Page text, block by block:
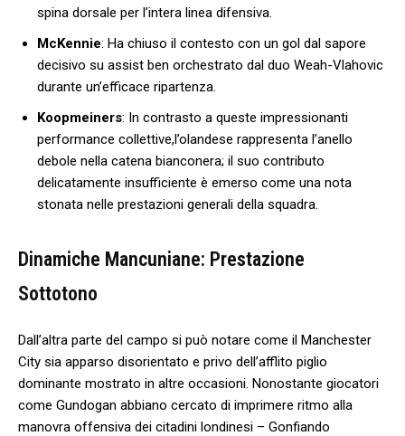
spina dorsale per l’intera⁢ linea difensiva.
McKennie: Ha chiuso il contesto con un gol dal sapore
⁤decisivo su‌ assist ben orchestrato dal duo Weah-Vlahovic
durante un’efficace ripartenza.
Koopmeiners: In contrasto a queste impressionanti
performance collettive,l’olandese rappresenta l’anello
debole nella catena bianconera; il suo contributo
delicatamente insufficiente è emerso ⁣come una nota
stonata nelle⁣ prestazioni generali della​ squadra.
Dinamiche Mancuniane: Prestazione
⁤Sottotono
Dall’altra parte del campo si può⁤ notare come‍ il‌ Manchester
City sia apparso disorientato e privo dell’afflito piglio
dominante mostrato⁢ in altre occasioni. Nonostante ‌giocatori
come ​Gundogan abbiano cercato di​ imprimere ritmo alla
manovra offensiva dei​ citadini londinesi – Gonfiando